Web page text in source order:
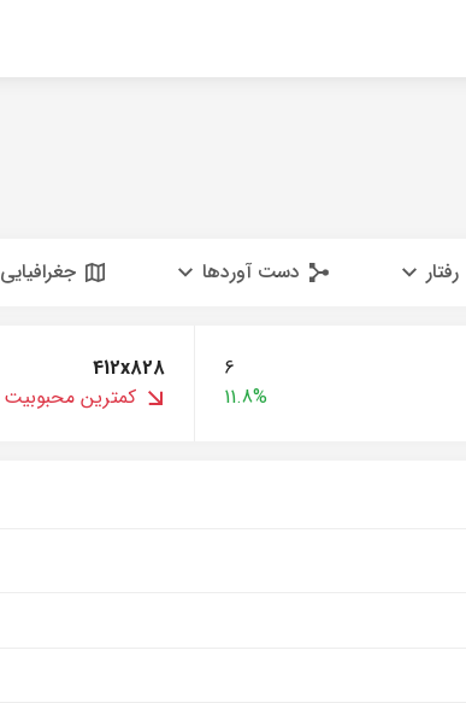
رفتار دست آوردها جغرافیایی
6
11.8%
412x828
کمترین محبوبیت